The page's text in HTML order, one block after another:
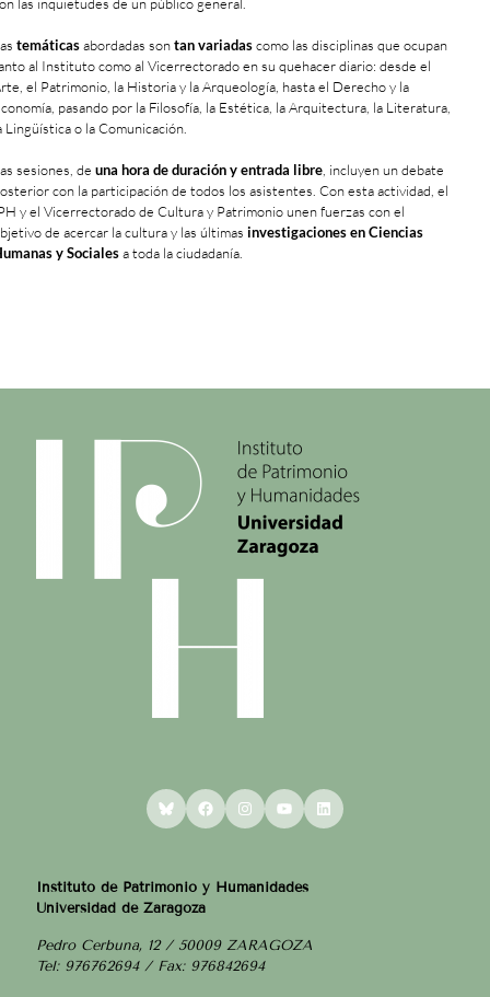
temáticasabordadas sontan variadascomo las disciplinas que ocupan
al Instituto como al Vicerrectorado en su quehacer diario: desde el
el Patrimonio, la Historia y la Arqueología, hasta el Derecho y la
pasando por la Filosofía, la Estética, la Arquitectura, la Literatura,
Lingüística o la Comunicación.
sesiones, de una hora de duración y entrada libre , incluyen un debate
con la participación de todos los asistentes. Con esta actividad, el
y el Vicerrectorado de Cultura y Patrimonio unen fuerzas con el
de acercar la cultura y las últimas investigaciones en Ciencias
y Socialesa toda la ciudadanía.
BlueskyFacebookInstagram
YouTubeLinkedIn
Instituto de Patrimonio y Humanidades
Universidad de Zaragoza
Pedro Cerbuna, 12 / 50009 ZARAGOZA
Tel: 976762694 / Fax: 976842694